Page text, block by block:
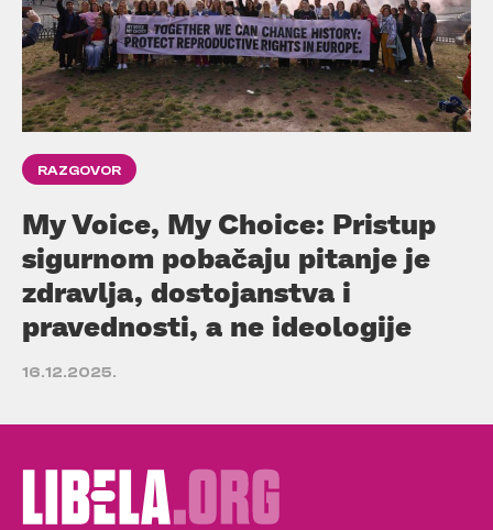
RAZGOVOR
My Voice, My Choice: Pristup
sigurnom pobačaju pitanje je
zdravlja, dostojanstva i
pravednosti, a ne ideologije
16.12.2025.